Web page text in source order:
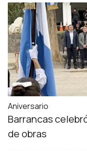
Aniversario
Barrancas
de obras